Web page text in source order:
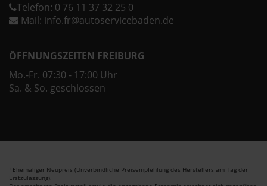
Telefon: 0 76 11 37 32 25 0
Mail: info.fr@autoservicebaden.de
ÖFFNUNGSZEITEN FREIBURG
Mo.-Fr. 07:30 - 17:00 Uhr
Sa. & So. geschlossen
1 Ehemaliger Neupreis (Unverbindliche Preisempfehlung des Herstellers am Tag der
Erstzulassung).